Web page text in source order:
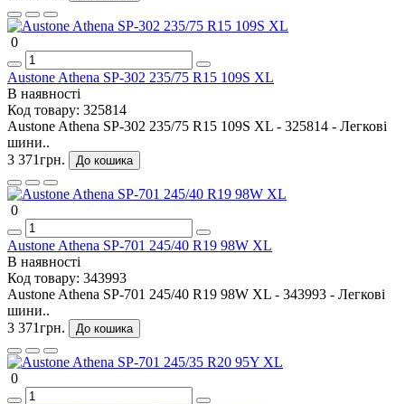
0
Austone Athena SP-302 235/75 R15 109S XL
В наявності
Код товару: 325814
Austone Athena SP-302 235/75 R15 109S XL - 325814 - Легкові
шини..
3 371грн.
До кошика
0
Austone Athena SP-701 245/40 R19 98W XL
В наявності
Код товару: 343993
Austone Athena SP-701 245/40 R19 98W XL - 343993 - Легкові
шини..
3 371грн.
До кошика
0